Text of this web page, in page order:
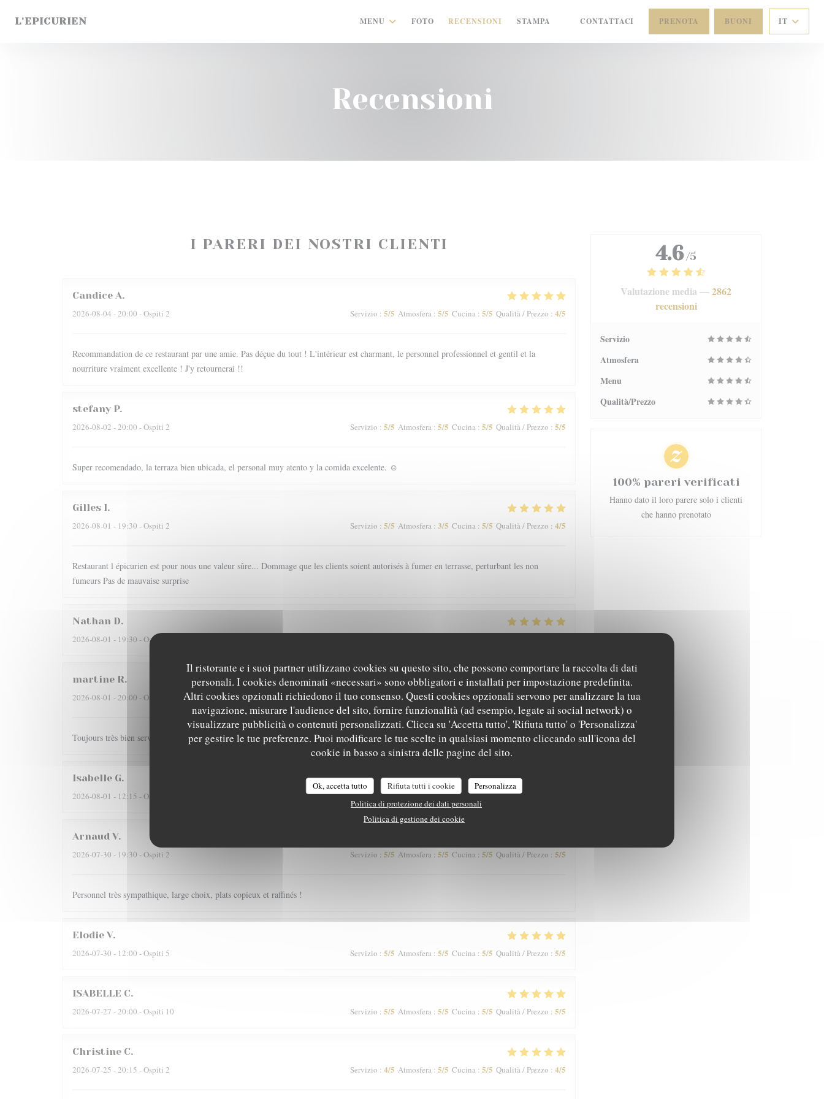
Il ristorante e i suoi partner utilizzano cookies su questo sito, che possono comportare la raccolta di dati
personali. I cookies denominati «necessari» sono obbligatori e installati per impostazione predefinita.
Altri cookies opzionali richiedono il tuo consenso. Questi cookies opzionali servono per analizzare la tua
navigazione, misurare l'audience del sito, fornire funzionalità (ad esempio, legate ai social network) o
visualizzare pubblicità o contenuti personalizzati. Clicca su 'Accetta tutto', 'Rifiuta tutto' o 'Personalizza'
per gestire le tue preferenze. Puoi modificare le tue scelte in qualsiasi momento cliccando sull'icona del
cookie in basso a sinistra delle pagine del sito.
Ok, accetta tutto Rifiuta tutti i cookie
Personalizza
Politica di protezione dei dati personali
Politica di gestione dei cookie
L'EPICURIEN MENU FOTO RECENSIONI STAMPA CONTATTACI PRENOTA BUONI IT
Recensioni
I PARERI DEI NOSTRI CLIENTI
Candice A
2026-08-04 - 20:00 - Ospiti 2 Servizio : 5/5 Atmosfera : 5/5 Cucina : 5/5 Qualità / Prezzo : 4/5
Recommandation de ce restaurant par une amie. Pas déçue du tout ! L'intérieur est charmant, le personnel professionnel et gentil et la
nourriture vraiment excellente ! J'y retournerai !!
stefany P
2026-08-02 - 20:00 - Ospiti 2 Servizio : 5/5 Atmosfera : 5/5 Cucina : 5/5 Qualità / Prezzo : 5/5
Super recomendado, la terraza bien ubicada, el personal muy atento y la comida excelente. ☺️
Gilles I
2026-08-01 - 19:30 - Ospiti 2 Servizio : 5/5 Atmosfera : 3/5 Cucina : 5/5 Qualità / Prezzo : 4/5
Restaurant l épicurien est pour nous une valeur sûre... Dommage que les clients soient autorisés à fumer en terrasse, perturbant les non
fumeurs Pas de mauvaise surprise
Nathan D
2026-08-01 - 19:30 - Ospiti 2
martine R
2026-08-01 - 20:00 - Ospiti 2 Servizio:5/5 Atmosfera: 5/5 Cucina:5/5 Qualità / Prezzo: 5/5
Toujours très bien servi et un régal pour les papilles il y a pas mieux sur Grenoble rapport qualité-prix
Isabelle G
2026-08-01 - 12:15 - Ospiti 4 Servizio :5/5 Atmosfera:5/5 Cucina:5/5 Qualità / Prezzo
Arnaud V
2026-07-30 - 19:30 - Ospiti 2 Servizio : 5/5 Atmosfera : 5/5 Cucina : 5/5 Qualità / Prezzo : 5/5
Personnel très sympathique, large choix, plats copieux et raffinés !
Elodie V
2026-07-30 - 12:00 - Ospiti 5 Servizio : 5/5 Atmosfera : 5/5 Cucina : 5/5 Qualità / Prezzo : 5/5
ISABELLE C
2026-07-27 - 20:00 - Ospiti 10 Servizio : 5/5 Atmosfera : 5/5 Cucina : 5/5 Qualità / Prezzo : 5/5
Christine C
2026-07-25 - 20:15 - Ospiti 2 Servizio : 4/5 Atmosfera : 5/5 Cucina : 5/5 Qualità / Prezzo : 4/5
4.6 /5
Valutazione media —2862
recensioni
Servizio
Atmosfera
Menu
Qualità/Prezzo
100% pareri verificati
Hanno dato il loro parere solo i clienti
che hanno prenotato
L'EPICURIEN